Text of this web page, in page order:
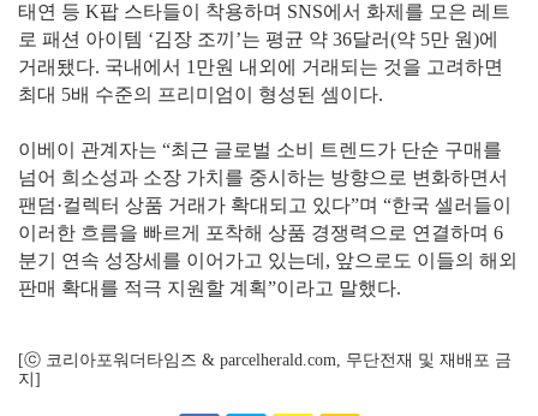
태연 등 K팝 스타들이 착용하며 SNS에서 화제를 모은 레트
로 패션 아이템 ‘김장 조끼’는 평균 약 36달러(약 5만 원)에
거래됐다. 국내에서 1만원 내외에 거래되는 것을 고려하면
최대 5배 수준의 프리미엄이 형성된 셈이다.
이베이 관계자는 “최근 글로벌 소비 트렌드가 단순 구매를
넘어 희소성과 소장 가치를 중시하는 방향으로 변화하면서
팬덤·컬렉터 상품 거래가 확대되고 있다”며 “한국 셀러들이
이러한 흐름을 빠르게 포착해 상품 경쟁력으로 연결하며 6
분기 연속 성장세를 이어가고 있는데, 앞으로도 이들의 해외
판매 확대를 적극 지원할 계획”이라고 말했다.
[ⓒ 코리아포워더타임즈 & parcelherald.com, 무단전재 및 재배포 금
지]